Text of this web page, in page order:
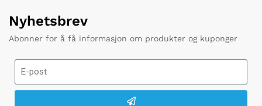
Nyhetsbrev
Abonner for å få informasjon om produkter og kuponger